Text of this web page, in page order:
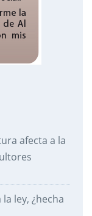
afecta a la
ley, ¿hecha